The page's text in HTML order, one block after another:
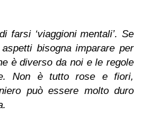
farsi ‘viaggioni mentali’. Se
bisogna imparare per
è diverso da noi e le regole
Non è tutto rose e fiori,
può essere molto duro